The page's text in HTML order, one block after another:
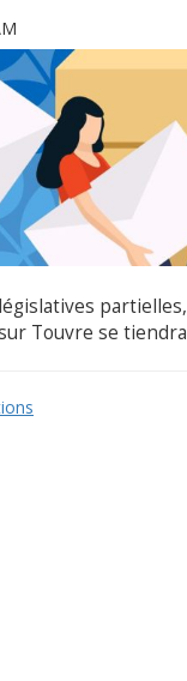
Touvre se tiendra